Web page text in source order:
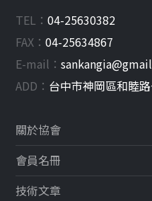
TEL：04-25630382
FAX：04-25634867
E-mail：
ADD： 台中市神岡區和睦
關於協會
會員名冊
技術文章